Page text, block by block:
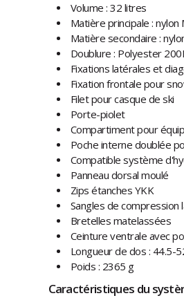
Volume : 32 litres
Matière principale :
Matière secondaire :
Doublure : Polyester
Fixations latérales et
Fixation frontale pour
Filet pour casque de ski
Porte-piolet
Compartiment pour
Poche interne doublée
Compatible système
Panneau dorsal moulé
Zips étanches YKK
Sangles de compression
Bretelles matelassées
Ceinture ventrale avec
Longueur de dos : 44.5-
Poids : 2365 g
Caractéristiques du